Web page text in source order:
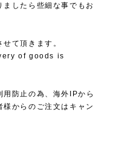
したら些細な事でもお
て頂きます。
of goods is
用防止の為、海外IPから
からのご注文はキャン